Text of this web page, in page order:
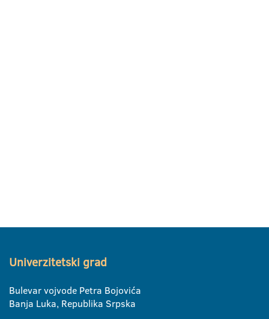
Univerzitetski grad
Bulevar vojvode Petra Bojovića
Banja Luka, Republika Srpska